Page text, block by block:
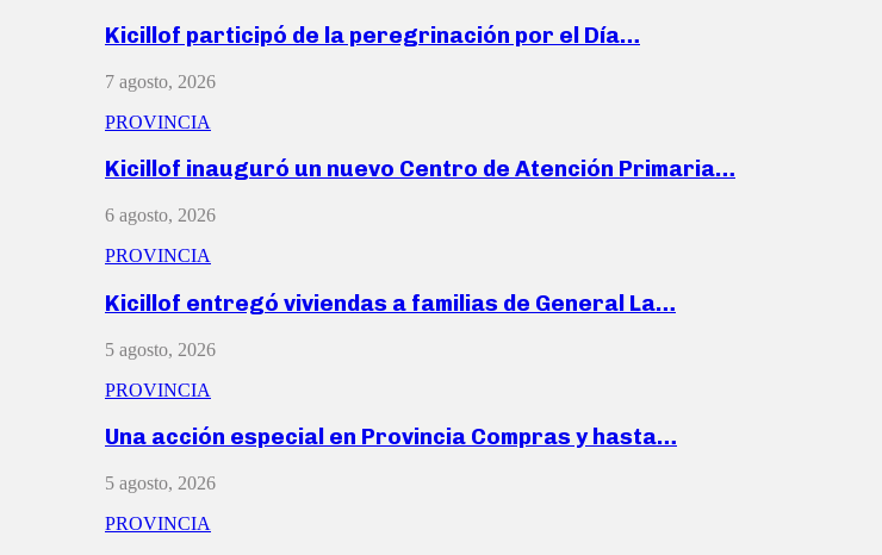
Kicillof participó de la peregrinación por el Día…
7 agosto, 2026
PROVINCIA
Kicillof inauguró un nuevo Centro de Atención Primaria…
6 agosto, 2026
PROVINCIA
Kicillof entregó viviendas a familias de General La…
5 agosto, 2026
PROVINCIA
Una acción especial en Provincia Compras y hasta…
5 agosto, 2026
PROVINCIA